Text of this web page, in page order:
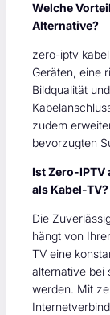
Welche
Alternative?
zero-iptv
Geräten, eine
Bildqualität
zudem
bevorzugten
Ist Zero-IPTV
als Kabel-TV?
Die
hängt von
TV eine
alternative bei
werden. Mit